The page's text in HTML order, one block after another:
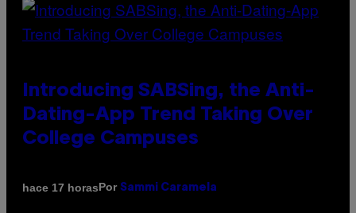
Introducing SABSing, the Anti-
Dating-App Trend Taking Over
College Campuses
hace 17 horasPor Sammi Caramela